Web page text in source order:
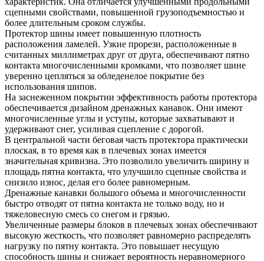
сцепными свойствами, повышенной грузоподъемностью и
более длительным сроком службы.
Протектор шины имеет повышенную плотность
расположения ламелей. Узкие прорези, расположенные в
считанных миллиметрах друг от друга, обеспечивают пятно
контакта многочисленными кромками, что позволяет шине
уверенно цепляться за обледенелое покрытие без
использования шипов.
На заснеженном покрытии эффективность работы протектора
обеспечивается дизайном дренажных канавок. Они имеют
многочисленные углы и уступы, которые захватывают и
удерживают снег, усиливая сцепление с дорогой.
В центральной части беговая часть протектора практически
плоская, в то время как в плечевых зонах имеется
значительная кривизна. Это позволило увеличить ширину и
площадь пятна контакта, что улучшило сцепные свойства и
снизило износ, делая его более равномерным.
Дренажные канавки большого объема и многочисленности
быстро отводят от пятна контакта не только воду, но и
тяжеловесную смесь со снегом и грязью.
Увеличенные размеры блоков в плечевых зонах обеспечивают
высокую жесткость, что позволяет равномерно распределять
нагрузку по пятну контакта. Это повышает несущую
способность шины и снижает вероятность неравномерного